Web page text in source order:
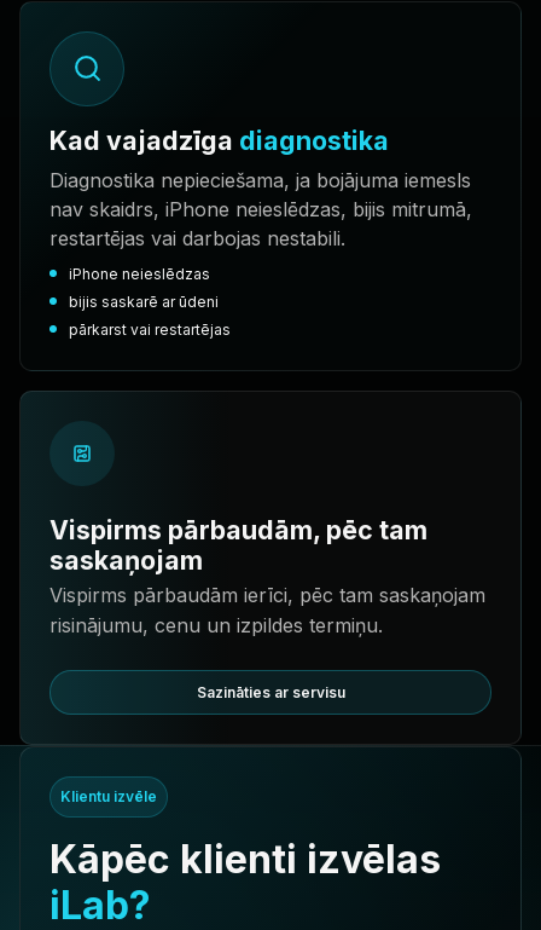
Kad vajadzīga diagnostika
Diagnostika nepieciešama, ja bojājuma iemesls
nav skaidrs, iPhone neieslēdzas, bijis mitrumā,
restartējas vai darbojas nestabili.
iPhone neieslēdzas
bijis saskarē ar ūdeni
pārkarst vai restartējas
Vispirms pārbaudām, pēc tam
saskaņojam
Vispirms pārbaudām ierīci, pēc tam saskaņojam
risinājumu, cenu un izpildes termiņu.
Sazināties ar servisu
Klientu izvēle
Kāpēc klienti izvēlas
iLab?